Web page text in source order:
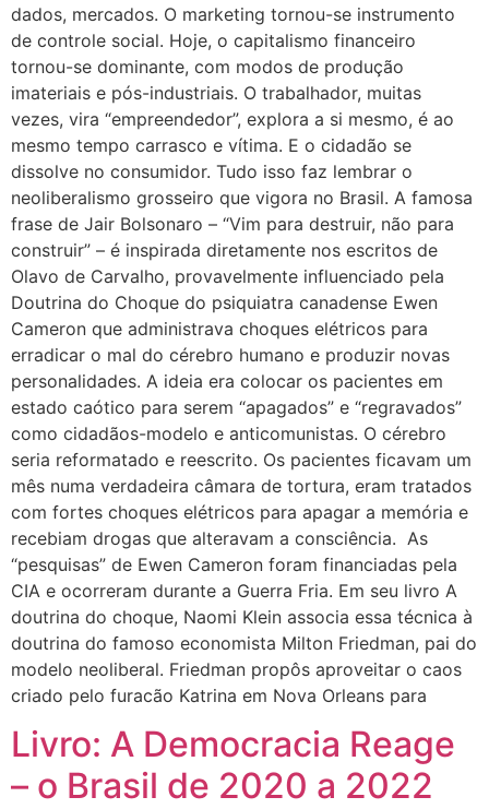
dados, mercados. O marketing tornou-se instrumento
de controle social. Hoje, o capitalismo financeiro
tornou-se dominante, com modos de produção
imateriais e pós-industriais. O trabalhador, muitas
vezes, vira “empreendedor”, explora a si mesmo, é ao
mesmo tempo carrasco e vítima. E o cidadão se
dissolve no consumidor. Tudo isso faz lembrar o
neoliberalismo grosseiro que vigora no Brasil. A famosa
frase de Jair Bolsonaro – “Vim para destruir, não para
construir” – é inspirada diretamente nos escritos de
Olavo de Carvalho, provavelmente influenciado pela
Doutrina do Choque do psiquiatra canadense Ewen
Cameron que administrava choques elétricos para
erradicar o mal do cérebro humano e produzir novas
personalidades. A ideia era colocar os pacientes em
estado caótico para serem “apagados” e “regravados”
como cidadãos-modelo e anticomunistas. O cérebro
seria reformatado e reescrito. Os pacientes ficavam um
mês numa verdadeira câmara de tortura, eram tratados
com fortes choques elétricos para apagar a memória e
recebiam drogas que alteravam a consciência. As
“pesquisas” de Ewen Cameron foram financiadas pela
CIA e ocorreram durante a Guerra Fria. Em seu livro A
doutrina do choque, Naomi Klein associa essa técnica à
doutrina do famoso economista Milton Friedman, pai do
modelo neoliberal. Friedman propôs aproveitar o caos
criado pelo furacão Katrina em Nova Orleans para
Livro: A Democracia Reage
– o Brasil de 2020 a 2022